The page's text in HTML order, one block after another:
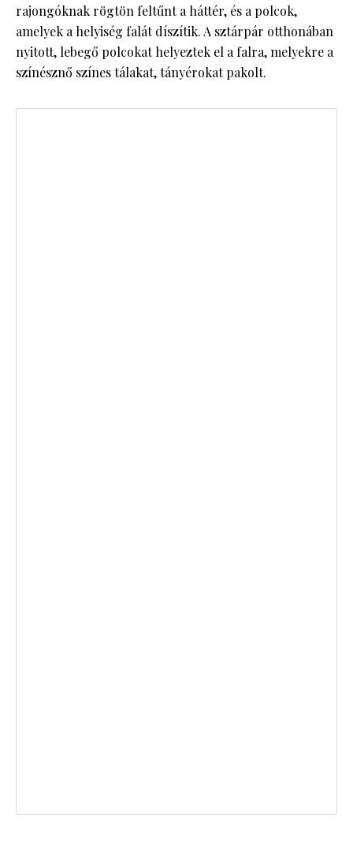
rajongóknak rögtön feltűnt a háttér, és a polcok,
amelyek a helyiség falát díszítik. A sztárpár otthonában
nyitott, lebegő polcokat helyeztek el a falra, melyekre a
színésznő színes tálakat, tányérokat pakolt.